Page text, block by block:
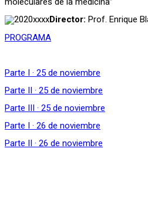
Director: Prof. Enrique
PROGRAMA
Parte I · 25 de noviembre
Parte II · 25 de noviembre
Parte III · 25 de noviembre
Parte I · 26 de noviembre
Parte II · 26 de noviembre